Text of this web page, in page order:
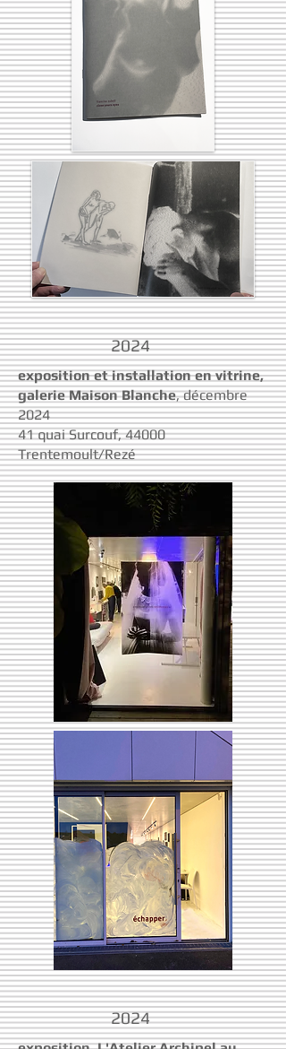
2024
exposition et installation en vitrine,
galerie Maison Blanche, décembre
2024
41 quai Surcouf, 44000
Trentemoult/Rezé
2024